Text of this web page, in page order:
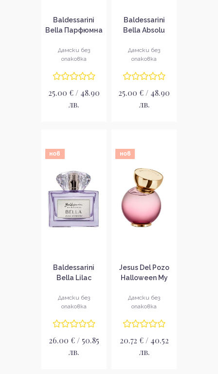
Baldessarini
Bella Парфюмна
без опаковка
EDP
Дамски без
опаковка
25.00 € / 48.90
лв.
Baldessarini
Bella Absolu
за жени без
опаковка EDP
Дамски без
опаковка
25.00 € / 48.90
лв.
нов
Baldessarini
Bella Lilac
Парфюмна вода
за жени без
опаковка EDP
Дамски без
опаковка
26.00 € / 50.85
лв.
нов
Jesus Del Pozo
Halloween My
вода за жени
без опаковка
EDP
Дамски без
опаковка
20.72 € / 40.52
лв.